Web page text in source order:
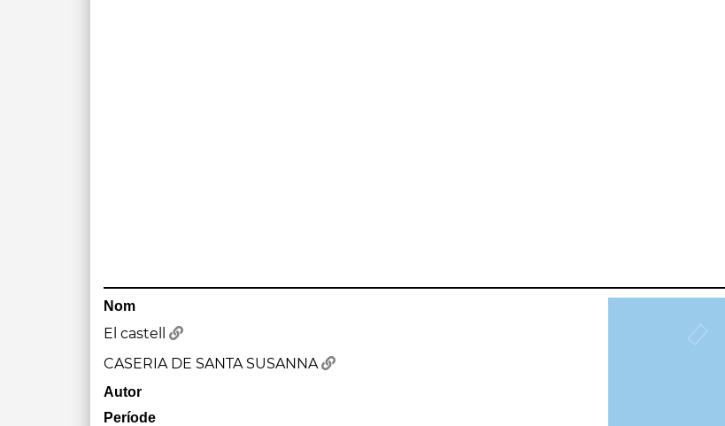
Nom
El castell
CASERIA DE SANTA SUSANNA
Autor
Període